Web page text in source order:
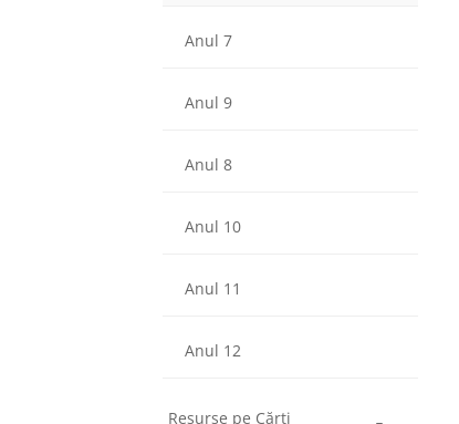
Anul 7
Anul 9
Anul 8
Anul 10
Anul 11
Anul 12
Resurse pe Cărți